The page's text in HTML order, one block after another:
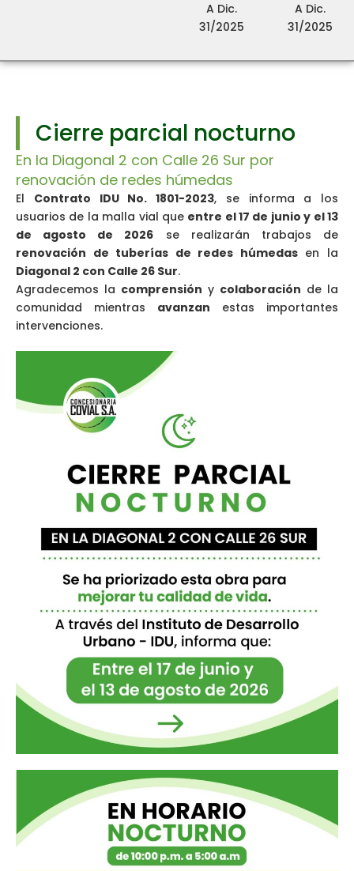
A Dic.
31/2025
A Dic.
31/2025
Cierre parcial nocturno
En la Diagonal 2 con Calle 26 Sur por
renovación de redes húmedas
El Contrato IDU No. 1801-2023, se informa a los
usuarios de la malla vial que entre el 17 de junio y el 13
de agosto de 2026 se realizarán trabajos de
renovación de tuberías de redes húmedasen la
Diagonal 2 con Calle 26 Sur.
Agradecemos la comprensión y colaboración de la
comunidad mientras avanzan estas importantes
intervenciones.